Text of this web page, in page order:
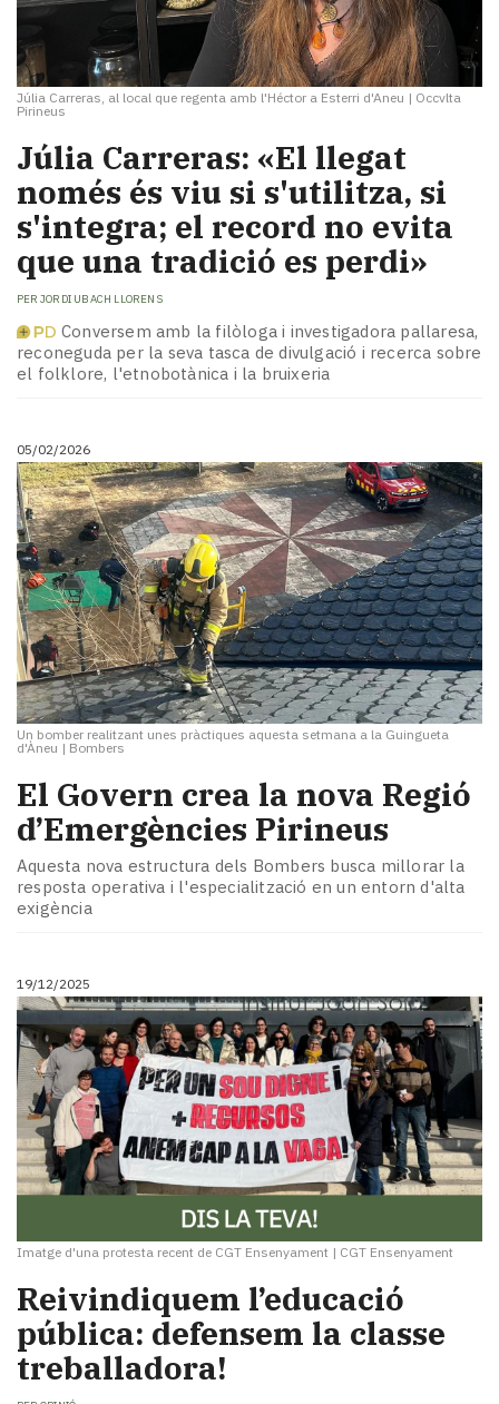
Júlia Carreras, al local que regenta amb l'Héctor a Esterri d'Aneu | Occvlta
Pirineus
Júlia Carreras: «El llegat
només és viu si s'utilitza, si
s'integra; el record no evita
que una tradició es perdi»
PER JORDI UBACH LLORENS
Conversem amb la filòloga i investigadora pallaresa,
reconeguda per la seva tasca de divulgació i recerca sobre
el folklore, l'etnobotànica i la bruixeria
05/02/2026
Un bomber realitzant unes pràctiques aquesta setmana a la Guingueta
d'Àneu | Bombers
​El Govern crea la nova Regió
d’Emergències Pirineus
Aquesta nova estructura dels Bombers busca millorar la
resposta operativa i l'especialització en un entorn d'alta
exigència
19/12/2025
Imatge d'una protesta recent de CGT Ensenyament | CGT Ensenyament
Reivindiquem l’educació
pública: defensem la classe
treballadora!